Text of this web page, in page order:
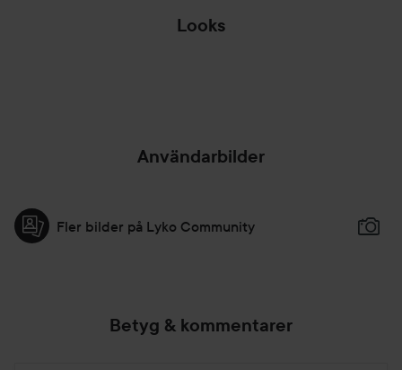
Looks
Användarbilder
Fler bilder på Lyko Community
Betyg & kommentarer